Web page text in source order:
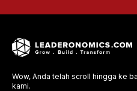
Wow, Anda telah scroll hingga ke
kami.